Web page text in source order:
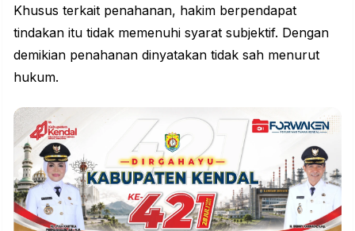
Khusus terkait penahanan, hakim berpendapat
tindakan itu tidak memenuhi syarat subjektif. Dengan
demikian penahanan dinyatakan tidak sah menurut
hukum.